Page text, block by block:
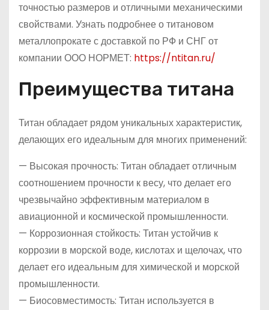
точностью размеров и отличными механическими
свойствами. Узнать подробнее о титановом
металлопрокате с доставкой по РФ и СНГ от
компании ООО НОРМЕТ: https://ntitan.ru/
Преимущества титана
Титан обладает рядом уникальных характеристик,
делающих его идеальным для многих применений:
— Высокая прочность: Титан обладает отличным
соотношением прочности к весу, что делает его
чрезвычайно эффективным материалом в
авиационной и космической промышленности.
— Коррозионная стойкость: Титан устойчив к
коррозии в морской воде, кислотах и щелочах, что
делает его идеальным для химической и морской
промышленности.
— Биосовместимость: Титан используется в